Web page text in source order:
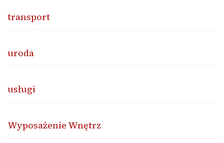
transport
uroda
usługi
Wyposażenie Wnętrz